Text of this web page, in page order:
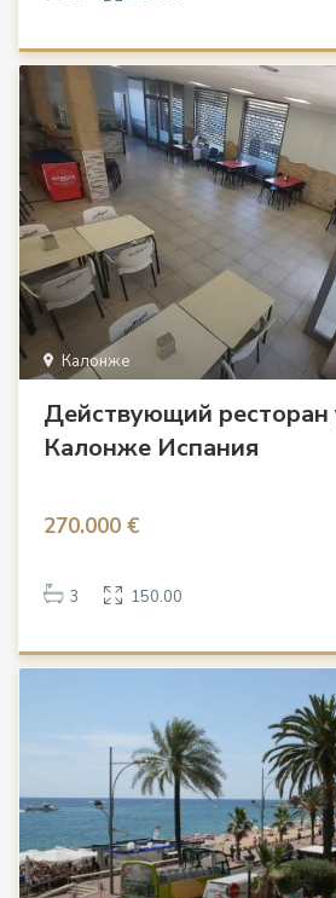
Калонже
Действующий ресторан
Калонже Испания
270.000 €
3 150.00